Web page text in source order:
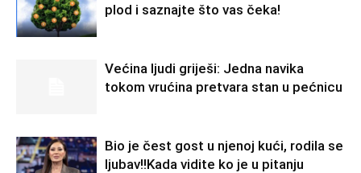
plod i saznajte što vas čeka!
Većina ljudi griješi: Jedna navika
tokom vrućina pretvara stan u pećnicu
Bio je čest gost u njenoj kući, rodila se
ljubav!!Kada vidite ko je u pitanju